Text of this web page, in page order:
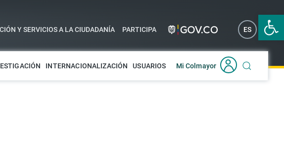
Abrir
Y SERVICIOS A LA CIUDADANÍA PARTICIPA ES EN
INTERNACIONALIZACIÓN USUARIOS Mi Colmayor